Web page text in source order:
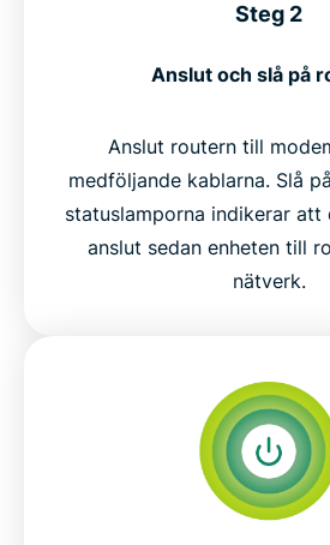
Steg 2
Anslut och slå på
Anslut routern till
medföljande kablarna. Slå
statuslamporna indikerar att
anslut sedan enheten till
nätverk.